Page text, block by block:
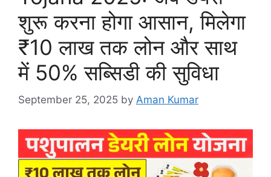
शुरू करना होगा आसान, मिलेगा
₹10 लाख तक लोन और साथ
में 50% सब्सिडी की सुविधा
September 25, 2025 by Aman Kumar